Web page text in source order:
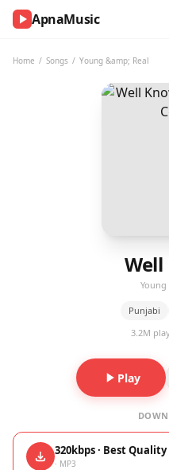
ApnaMusic
Home / Songs / Young &amp; Real
Well
Young
Punjabi
3.2M
Play
320kbps · Best Quality
· MP3
NOW